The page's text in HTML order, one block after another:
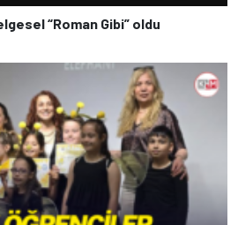
“Roman Gibi” oldu